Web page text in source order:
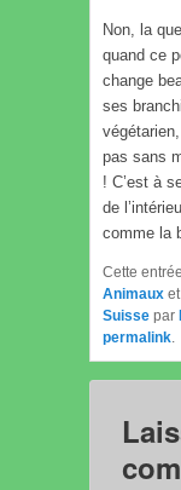
Non, la
quand ce
change
ses
pas sans
! C’est à
de
comme la
Cette
Animaux
Suisse par
permalink.